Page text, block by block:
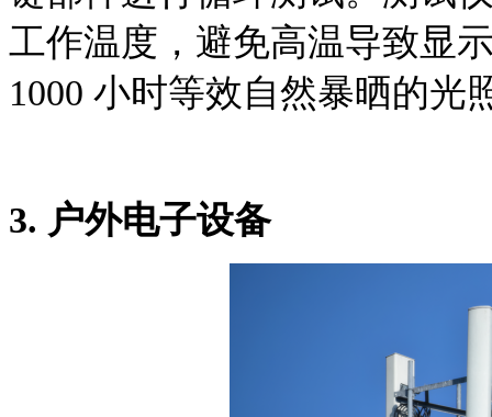
工作温度，避免高温导致显
1000 小时等效自然暴晒的光
3. 户外电子设备